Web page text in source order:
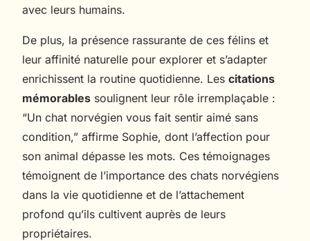
avec leurs humains.
De plus, la présence rassurante de ces félins et
leur affinité naturelle pour explorer et s’adapter
enrichissent la routine quotidienne. Les citations
mémorables soulignent leur rôle irremplaçable :
“Un chat norvégien vous fait sentir aimé sans
condition,” affirme Sophie, dont l’affection pour
son animal dépasse les mots. Ces témoignages
témoignent de l’importance des chats norvégiens
dans la vie quotidienne et de l’attachement
profond qu’ils cultivent auprès de leurs
propriétaires.